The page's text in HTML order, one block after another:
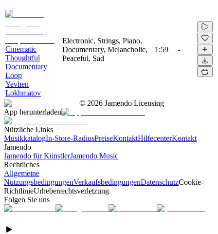
Cinematic
Thoughtful
Documentary
Loop
Yevhen
Lokhmatov
Electronic, Strings, Piano,
Documentary, Melancholic,
Peaceful, Sad
1:59 -
© 2026 Jamendo Licensing
App herunterladen
Nützliche Links
MusikkatalogIn-Store-RadiosPreiseKontaktHilfecenterKontakt
Jamendo
Jamendo für KünstlerJamendo Music
Rechtliches
Allgemeine
NutzungsbedingungenVerkaufsbedingungenDatenschutzCookie-
RichtlinieUrheberrechtsverletzung
Folgen Sie uns